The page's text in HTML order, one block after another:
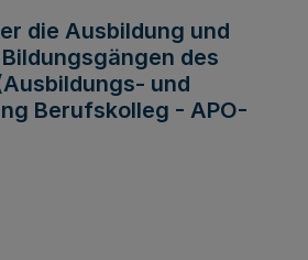
die Ausbildung und
des
und
Berufskolleg - APO-